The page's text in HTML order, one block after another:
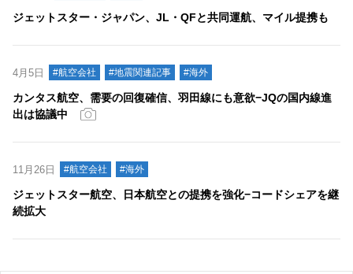
ジェットスター・ジャパン、JL・QFと共同運航、マイル提携も
4月5日 #航空会社 #地震関連記事 #海外
カンタス航空、需要の回復確信、羽田線にも意欲−JQの国内線進
出は協議中
11月26日 #航空会社 #海外
ジェットスター航空、日本航空との提携を強化−コードシェアを継
続拡大